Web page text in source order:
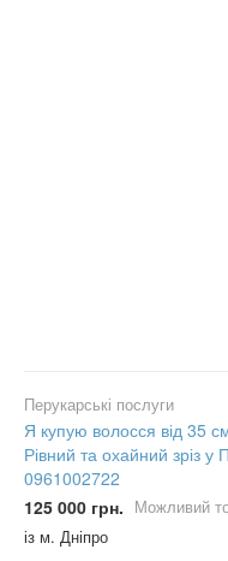
Перукарські послуги
Я купую волосся від 35
Рівний та охайний зріз
0961002722
125 000 грн. Можливий
із м. Дніпро